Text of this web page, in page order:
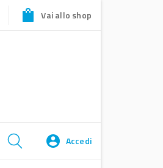
Vai allo shop
Accedi